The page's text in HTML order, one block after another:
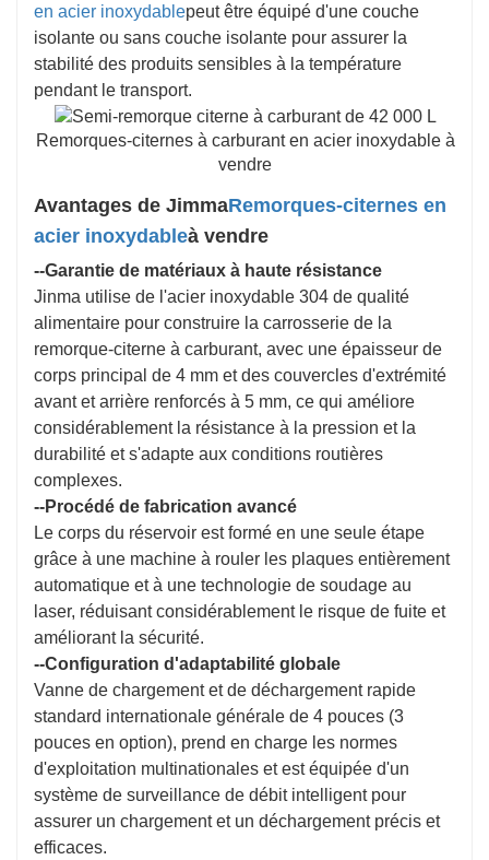
en acier inoxydablepeut être équipé d'une couche
isolante ou sans couche isolante pour assurer la
stabilité des produits sensibles à la température
pendant le transport.
Remorques-citernes à carburant en acier inoxydable à
vendre
Avantages de JimmaRemorques-citernes en
acier inoxydableà vendre
--Garantie de matériaux à haute résistance
Jinma utilise de l'acier inoxydable 304 de qualité
alimentaire pour construire la carrosserie de la
remorque-citerne à carburant, avec une épaisseur de
corps principal de 4 mm et des couvercles d'extrémité
avant et arrière renforcés à 5 mm, ce qui améliore
considérablement la résistance à la pression et la
durabilité et s'adapte aux conditions routières
complexes.
--Procédé de fabrication avancé
Le corps du réservoir est formé en une seule étape
grâce à une machine à rouler les plaques entièrement
automatique et à une technologie de soudage au
laser, réduisant considérablement le risque de fuite et
améliorant la sécurité.
--Configuration d'adaptabilité globale
Vanne de chargement et de déchargement rapide
standard internationale générale de 4 pouces (3
pouces en option), prend en charge les normes
d'exploitation multinationales et est équipée d'un
système de surveillance de débit intelligent pour
assurer un chargement et un déchargement précis et
efficaces.